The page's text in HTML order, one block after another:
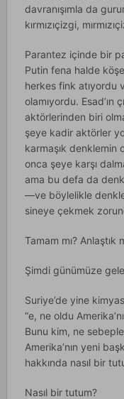
davranışımla da
kırmızıçizgi,
Parantez içinde bir
Putin fena halde
herkes fink atıyordu
olamıyordu. Esad’ın
aktörlerinden biri
şeye kadir aktörler
karmaşık denklemin
onca şeye karşı
ama bu defa da
—ve böylelikle
sineye çekmek
Tamam mı? Anlaştık
Şimdi günümüze
Suriye’de yine
“e, ne oldu
Bunu kim, ne
Amerika’nın yeni
hakkında nasıl bir
Nasıl bir tutum?